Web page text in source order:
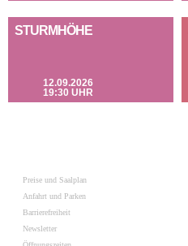
STURMHÖHE
12.09.2026
19:30 UHR
Preise und Saalplan
Anfahrt und Parken
Barrierefreiheit
Newsletter